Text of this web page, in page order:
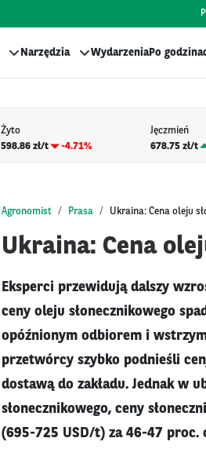
Narzędzia WydarzeniaPo
Żyto
598.86 zł/t
-4.71%
Jęczmień
678.75 zł/t
Agronomist Prasa Ukraina: Cena oleju
Ukraina: Cena
Eksperci przewidują dalszy
ceny oleju słonecznikowego
opóźnionym odbiorem i
przetwórcy szybko podnieśli
dostawą do zakładu. Jednak w
słonecznikowego, ceny
(695-725 USD/t) za 46-47 proc.